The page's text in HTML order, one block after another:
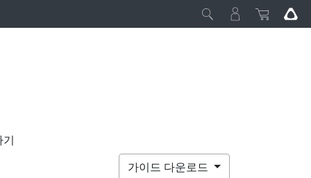
가이드 다운로드